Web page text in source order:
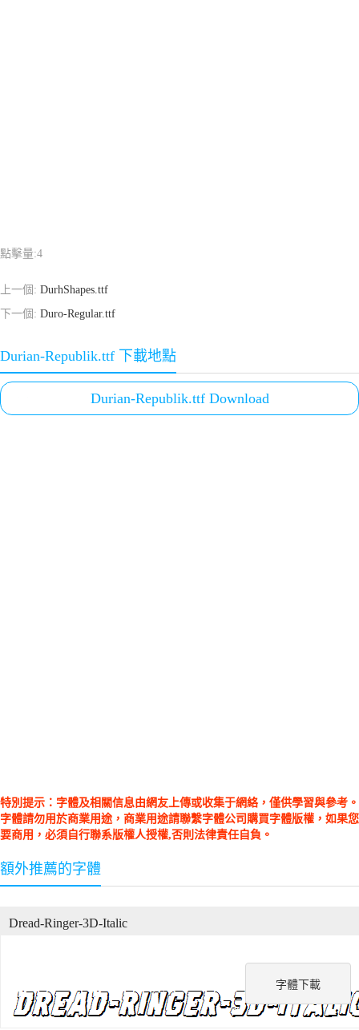
點擊量:4
上一個: DurhShapes.ttf
下一個: Duro-Regular.ttf
Durian-Republik.ttf 下載地點
Durian-Republik.ttf Download
特別提示：字體及相關信息由網友上傳或收集于網絡，僅供學習與參考。
字體請勿用於商業用途，商業用途請聯繫字體公司購買字體版權，如果您
要商用，必須自行聯系版權人授權,否則法律責任自負。
額外推薦的字體
字體下載
Dread-Ringer-3D-Italic